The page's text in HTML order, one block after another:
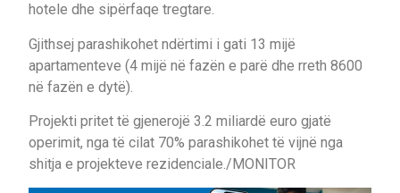
hotele dhe sipërfaqe tregtare.
Gjithsej parashikohet ndërtimi i gati 13 mijë
apartamenteve (4 mijë në fazën e parë dhe rreth 8600
në fazën e dytë).
Projekti pritet të gjenerojë 3.2 miliardë euro gjatë
operimit, nga të cilat 70% parashikohet të vijnë nga
shitja e projekteve rezidenciale./MONITOR